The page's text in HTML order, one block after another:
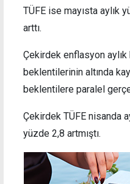
TÜFE ise mayısta aylık
arttı.
Çekirdek enflasyon
beklentilerinin altında
beklentilere paralel
Çekirdek TÜFE nisanda
yüzde 2,8 artmıştı.